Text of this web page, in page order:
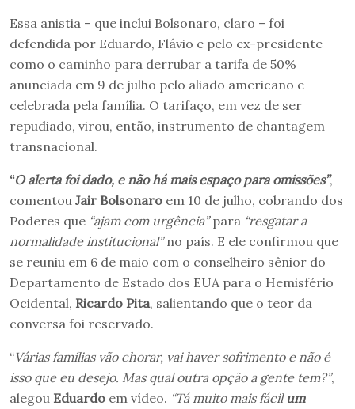
Essa anistia – que inclui Bolsonaro, claro – foi
defendida por Eduardo, Flávio e pelo ex-presidente
como o caminho para derrubar a tarifa de 50%
anunciada em 9 de julho pelo aliado americano e
celebrada pela família. O tarifaço, em vez de ser
repudiado, virou, então, instrumento de chantagem
transnacional.
“O alerta foi dado, e não há mais espaço para omissões”,
comentou Jair Bolsonaro em 10 de julho, cobrando dos
Poderes que “ajam com urgência”para “resgatar a
normalidade institucional”no país. E ele confirmou que
se reuniu em 6 de maio com o conselheiro sênior do
Departamento de Estado dos EUA para o Hemisfério
Ocidental, Ricardo Pita, salientando que o teor da
conversa foi reservado.
“Várias famílias vão chorar, vai haver sofrimento e não é
isso que eu desejo. Mas qual outra opção a gente tem?”,
alegou Eduardo em vídeo. “Tá muito mais fácil um